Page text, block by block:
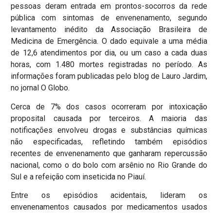
pessoas deram entrada em prontos-socorros da rede
pública com sintomas de envenenamento, segundo
levantamento inédito da Associação Brasileira de
Medicina de Emergência. O dado equivale a uma média
de 12,6 atendimentos por dia, ou um caso a cada duas
horas, com 1.480 mortes registradas no período. As
informações foram publicadas pelo blog de Lauro Jardim,
no jornal O Globo.
Cerca de 7% dos casos ocorreram por intoxicação
proposital causada por terceiros. A maioria das
notificações envolveu drogas e substâncias químicas
não especificadas, refletindo também episódios
recentes de envenenamento que ganharam repercussão
nacional, como o do bolo com arsênio no Rio Grande do
Sul e a refeição com inseticida no Piauí.
Entre os episódios acidentais, lideram os
envenenamentos causados por medicamentos usados